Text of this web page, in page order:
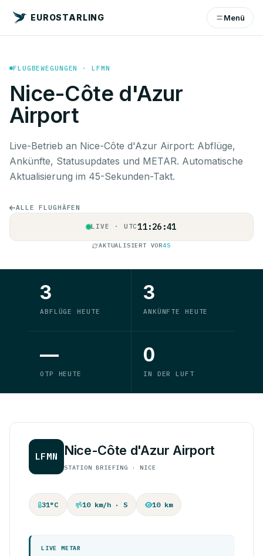
EUROSTARLING Menü
FLUGBEWEGUNGEN · LFMN
Nice-Côte d'Azur
Airport
Live-Betrieb an Nice-Côte d'Azur Airport: Abflüge,
Ankünfte, Statusupdates und METAR. Automatische
Aktualisierung im 45-Sekunden-Takt.
ALLE FLUGHÄFEN
LIVE · UTC11:26:42
AKTUALISIERT VOR5S
3
ABFLÜGE HEUTE
3
ANKÜNFTE HEUTE
—
OTP HEUTE
0
IN DER LUFT
LFMN Nice-Côte d'Azur Airport
STATION BRIEFING · NICE
31°C 10 km/h · S 10 km
LIVE METAR